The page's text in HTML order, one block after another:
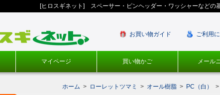
[ヒロスギネット] スペーサー・ピンヘッダー・ワッシャーなどの
お買い物ガイド ご利用
マイページ 買い物かご メール
ホーム > ローレットツマミ > オール樹脂 > PC（白） >